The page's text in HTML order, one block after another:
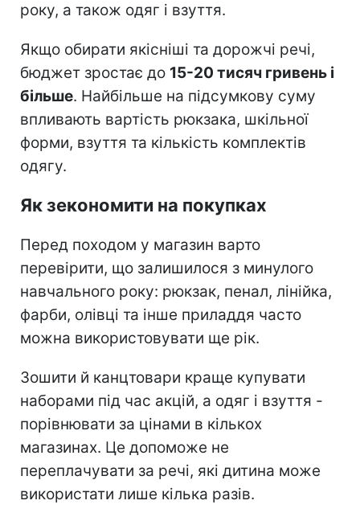
року, а також одяг і взуття.
Якщо обирати якісніші та дорожчі речі,
бюджет зростає до 15-20 тисяч гривень і
більше. Найбільше на підсумкову суму
впливають вартість рюкзака, шкільної
форми, взуття та кількість комплектів
одягу.
Як зекономити на покупках
Перед походом у магазин варто
перевірити, що залишилося з минулого
навчального року: рюкзак, пенал, лінійка,
фарби, олівці та інше приладдя часто
можна використовувати ще рік.
Зошити й канцтовари краще купувати
наборами під час акцій, а одяг і взуття -
порівнювати за цінами в кількох
магазинах. Це допоможе не
переплачувати за речі, які дитина може
використати лише кілька разів.